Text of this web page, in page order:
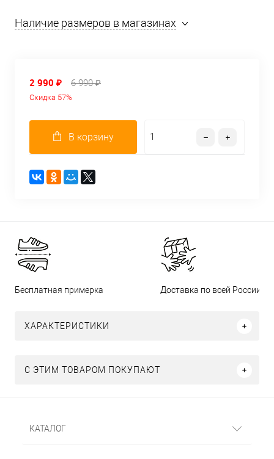
Наличие размеров в магазинах
2 990 ₽ 6 990 ₽
Скидка 57%
В корзину
Бесплатная примерка Доставка по всей России
ХАРАКТЕРИСТИКИ
С ЭТИМ ТОВАРОМ ПОКУПАЮТ
КАТАЛОГ